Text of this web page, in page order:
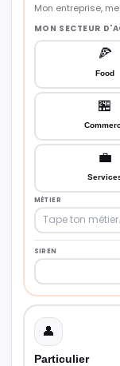
Mon entreprise,
MON SECTEUR
🍕
Food
🏪
💼
MÉTIER
SIREN
👤
Particulier